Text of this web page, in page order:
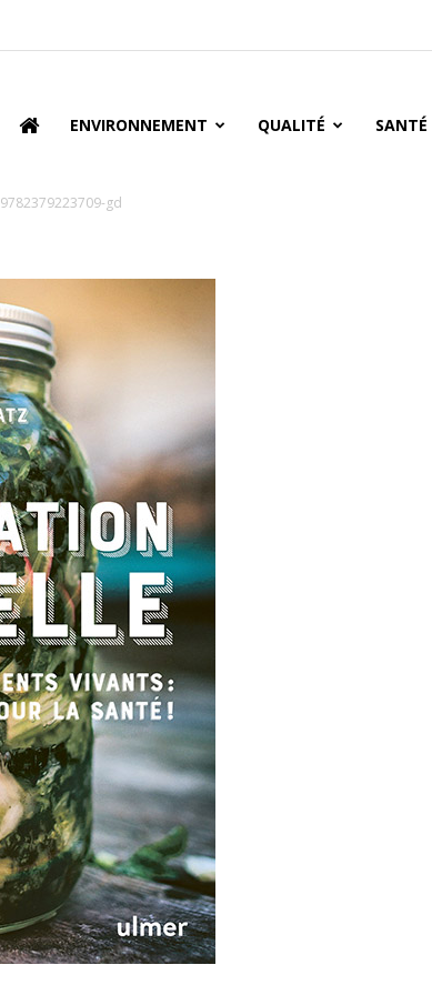
ENVIRONNEMENT QUALITÉ SANTÉ
9782379223709-gd